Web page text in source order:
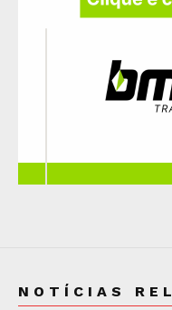
NOTÍCIAS